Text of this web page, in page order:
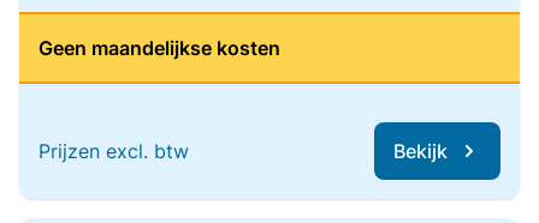
Geen maandelijkse kosten
Prijzen excl. btw Bekijk